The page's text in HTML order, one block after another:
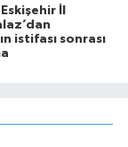
İl
istifası sonrası